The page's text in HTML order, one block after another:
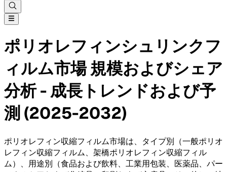
ポリオレフィンシュリンクフ
ィルム市場 規模およびシェア
分析 - 成長トレンドおよび予
測 (2025-2032)
ポリオレフィン収縮フィルム市場は、タイプ別（一般ポリオ
レフィン収縮フィルム、架橋ポリオレフィン収縮フィル
ム）、用途別（食品および飲料、工業用包装、医薬品、パー